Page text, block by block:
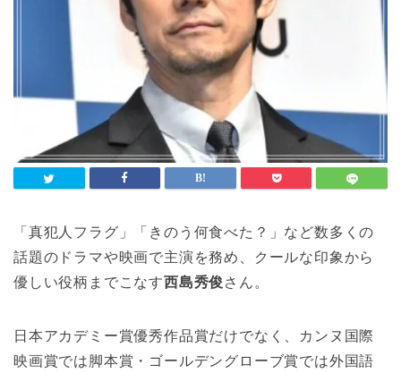
「真犯人フラグ」「きのう何食べた？」など数多くの
話題のドラマや映画で主演を務め、クールな印象から
優しい役柄までこなす西島秀俊 さん。
日本アカデミー賞優秀作品賞だけでなく、カンヌ国際
映画賞では脚本賞・ゴールデングローブ賞では外国語